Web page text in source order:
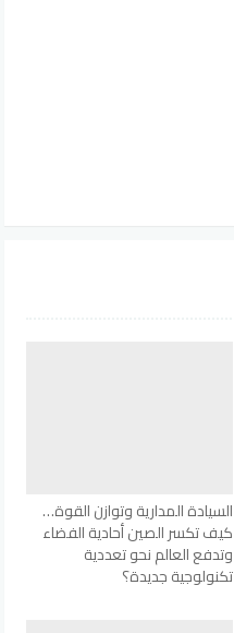
السيادة المدارية وتوازن القوة…
كيف تكسر الصين أحادية الفضاء
وتدفع العالم نحو تعددية
تكنولوجية جديدة؟